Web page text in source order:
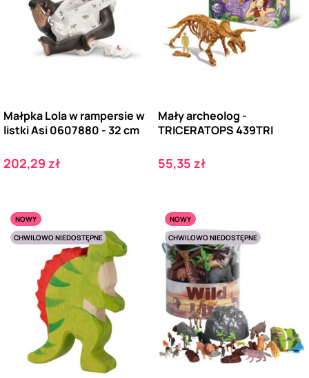
Małpka Lola w rampersie w
listki Asi 0607880 - 32 cm
Cena
202,29 zł
Mały archeolog -
TRICERATOPS 439TRI
Cena
55,35 zł
NOWY
CHWILOWO NIEDOSTĘPNE
NOWY
CHWILOWO NIEDOSTĘPNE